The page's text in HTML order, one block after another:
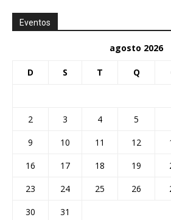
Eventos
agosto 2026
D S T Q
2
3 4 5
9
10 11 12
16
17 18 19
23
24 25 26
30
31